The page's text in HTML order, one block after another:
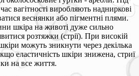
вагітності виробляють надниркові
веснянки або пігментні плями.
шкіра на животі дуже сильно
розтяжки (стрії). При високій
можуть зникнути через декілька
еластичність шкіри знижена, стриї
на все життя.